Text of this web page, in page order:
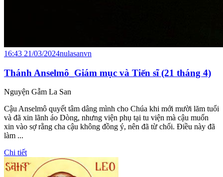
16:43 21/03/2024nulasanvn
Thánh Anselmô_Giám mục và Tiến sĩ (21 tháng 4)
Nguyện Gẫm La San
Cậu Anselmô quyết tâm dâng mình cho Chúa khi mới mười lăm tuổi
và đã xin lãnh áo Dòng, nhưng viện phụ tại tu viện mà cậu muốn
xin vào sợ rằng cha cậu không đồng ý, nên đã từ chối. Điều này đã
làm ...
Chi tiết